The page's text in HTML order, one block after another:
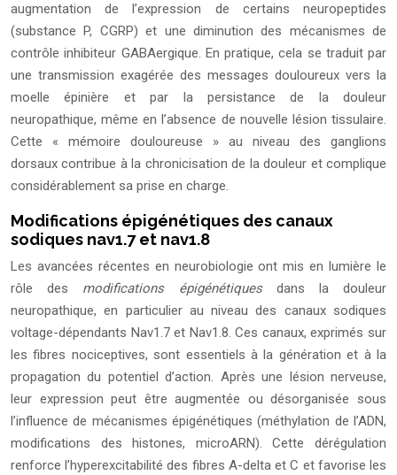
augmentation de l’expression de certains neuropeptides
(substance P, CGRP) et une diminution des mécanismes de
contrôle inhibiteur GABAergique. En pratique, cela se traduit par
une transmission exagérée des messages douloureux vers la
moelle épinière et par la persistance de la douleur
neuropathique, même en l’absence de nouvelle lésion tissulaire.
Cette « mémoire douloureuse » au niveau des ganglions
dorsaux contribue à la chronicisation de la douleur et complique
considérablement sa prise en charge.
Modifications épigénétiques des canaux
sodiques nav1.7 et nav1.8
Les avancées récentes en neurobiologie ont mis en lumière le
rôle des modifications épigénétiquesdans la douleur
neuropathique, en particulier au niveau des canaux sodiques
voltage-dépendants Nav1.7 et Nav1.8. Ces canaux, exprimés sur
les fibres nociceptives, sont essentiels à la génération et à la
propagation du potentiel d’action. Après une lésion nerveuse,
leur expression peut être augmentée ou désorganisée sous
l’influence de mécanismes épigénétiques (méthylation de l’ADN,
modifications des histones, microARN). Cette dérégulation
renforce l’hyperexcitabilité des fibres A-delta et C et favorise les